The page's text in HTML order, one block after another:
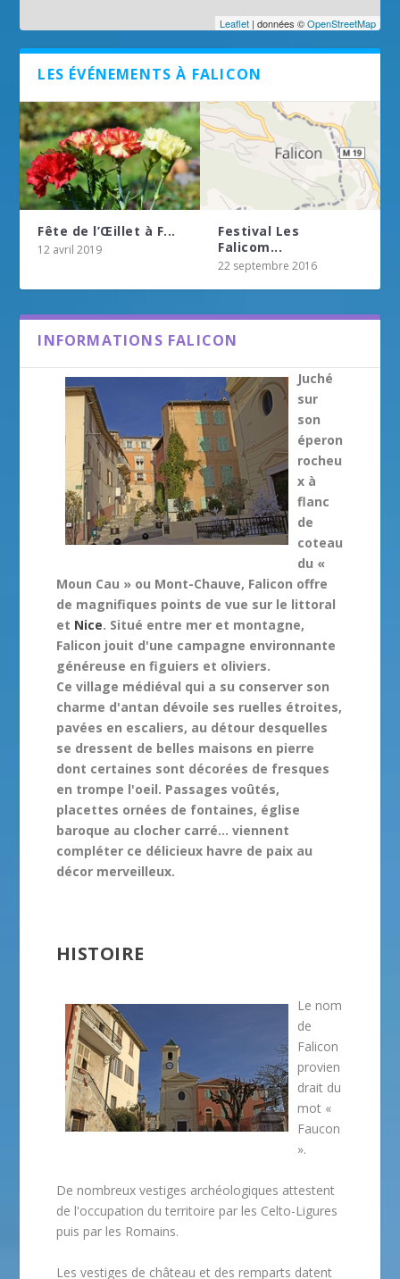
Leaflet| données ©OpenStreetMap
LES ÉVÉNEMENTS À FALICON
Fête de l’Œillet à F...
12 avril 2019
Festival Les
Falicom...
22 septembre 2016
INFORMATIONS FALICON
Juché
sur
son
éperon
rocheu
x à
flanc
de
coteau
du «
Moun Cau » ou Mont-Chauve, Falicon offre
de magnifiques points de vue sur le littoral
et Nice. Situé entre mer et montagne,
Falicon jouit d'une campagne environnante
généreuse en figuiers et oliviers.
Ce village médiéval qui a su conserver son
charme d'antan dévoile ses ruelles étroites,
pavées en escaliers, au détour desquelles
se dressent de belles maisons en pierre
dont certaines sont décorées de fresques
en trompe l'oeil. Passages voûtés,
placettes ornées de fontaines, église
baroque au clocher carré... viennent
compléter ce délicieux havre de paix au
décor merveilleux.
HISTOIRE
Le nom
de
Falicon
provien
drait du
mot «
Faucon
».
De nombreux vestiges archéologiques attestent
de l'occupation du territoire par les Celto-Ligures
puis par les Romains.
Les vestiges de château et des remparts datent